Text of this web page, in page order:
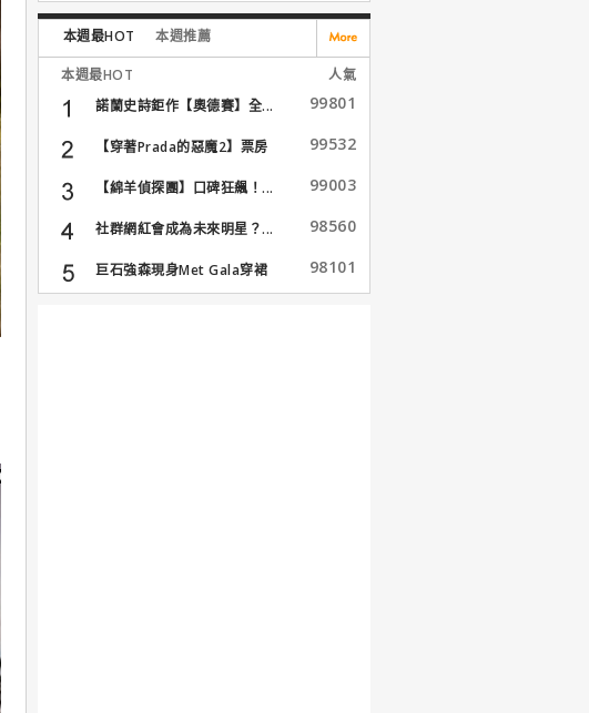
本週最HOT 本週推薦
本週最HOT
人氣
諾蘭史詩鉅作【奧德賽】全...
99801
【穿著Prada的惡魔2】票房
99532
【綿羊偵探團】口碑狂飆！... 99003
社群網紅會成為未來明星？... 98560
巨石強森現身Met Gala穿裙
子...
98101